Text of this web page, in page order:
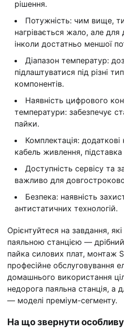
рішення.
Потужність: чим вище,
нагрівається жало, але для
інколи достатньо меншої
Діапазон температур:
підлаштуватися під різні
компонентів.
Наявність цифрового
температури: забезпечує
пайки.
Комплектація: додаткові
кабель живлення,
Доступність сервісу та
важливо для
Безпека: наявність
антистатичних технологій.
Орієнтуйтеся на завдання,
паяльною станцією —
пайка силових плат, монтаж
професійне обслуговування
домашнього використання
недорога паяльна станція, а
— моделі преміум-сегменту.
На що звернути